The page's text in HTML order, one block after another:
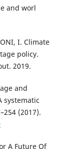
and worl
I. Climate
policy.
2019.
and
systematic
(2017).
A Future Of